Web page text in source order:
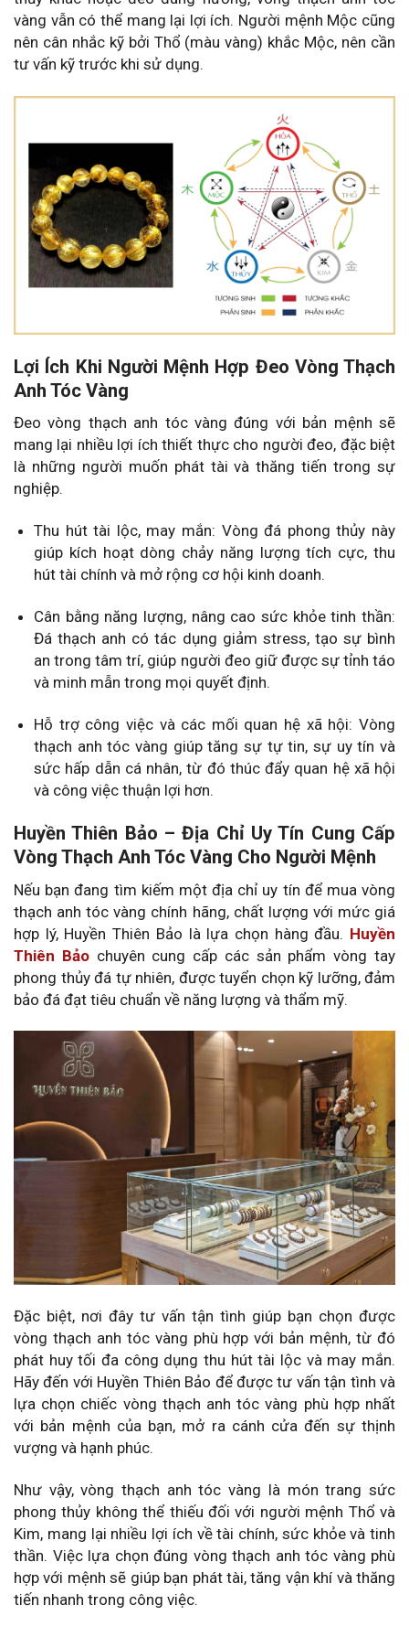
vàng vẫn có thể mang lại lợi ích. Người mệnh Mộc cũng
nên cân nhắc kỹ bởi Thổ (màu vàng) khắc Mộc, nên cần
tư vấn kỹ trước khi sử dụng.
Lợi Ích Khi Người Mệnh Hợp Đeo Vòng Thạch
Anh Tóc Vàng
Đeo vòng thạch anh tóc vàng đúng với bản mệnh sẽ
mang lại nhiều lợi ích thiết thực cho người đeo, đặc biệt
là những người muốn phát tài và thăng tiến trong sự
nghiệp.
Thu hút tài lộc, may mắn: Vòng đá phong thủy này
giúp kích hoạt dòng chảy năng lượng tích cực, thu
hút tài chính và mở rộng cơ hội kinh doanh.
Cân bằng năng lượng, nâng cao sức khỏe tinh thần:
Đá thạch anh có tác dụng giảm stress, tạo sự bình
an trong tâm trí, giúp người đeo giữ được sự tỉnh táo
và minh mẫn trong mọi quyết định.
Hỗ trợ công việc và các mối quan hệ xã hội: Vòng
thạch anh tóc vàng giúp tăng sự tự tin, sự uy tín và
sức hấp dẫn cá nhân, từ đó thúc đẩy quan hệ xã hội
và công việc thuận lợi hơn.
Huyền Thiên Bảo – Địa Chỉ Uy Tín Cung Cấp
Vòng Thạch Anh Tóc Vàng Cho Người Mệnh
Nếu bạn đang tìm kiếm một địa chỉ uy tín để mua vòng
thạch anh tóc vàng chính hãng, chất lượng với mức giá
hợp lý, Huyền Thiên Bảo là lựa chọn hàng đầu. Huyền
Thiên Bảochuyên cung cấp các sản phẩm vòng tay
phong thủy đá tự nhiên, được tuyển chọn kỹ lưỡng, đảm
bảo đá đạt tiêu chuẩn về năng lượng và thẩm mỹ.
Đặc biệt, nơi đây tư vấn tận tình giúp bạn chọn được
vòng thạch anh tóc vàng phù hợp với bản mệnh, từ đó
phát huy tối đa công dụng thu hút tài lộc và may mắn.
Hãy đến với Huyền Thiên Bảo để được tư vấn tận tình và
lựa chọn chiếc vòng thạch anh tóc vàng phù hợp nhất
với bản mệnh của bạn, mở ra cánh cửa đến sự thịnh
vượng và hạnh phúc.
Như vậy, vòng thạch anh tóc vàng là món trang sức
phong thủy không thể thiếu đối với người mệnh Thổ và
Kim, mang lại nhiều lợi ích về tài chính, sức khỏe và tinh
thần. Việc lựa chọn đúng vòng thạch anh tóc vàng phù
hợp với mệnh sẽ giúp bạn phát tài, tăng vận khí và thăng
tiến nhanh trong công việc.